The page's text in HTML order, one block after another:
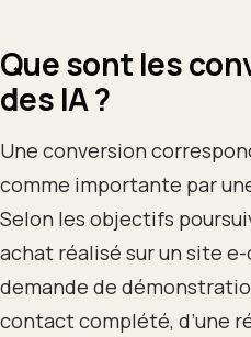
Que sont les
des IA ?
Une conversion
comme importante par
Selon les objectifs
achat réalisé sur un site e-
demande de
contact complété, d’une